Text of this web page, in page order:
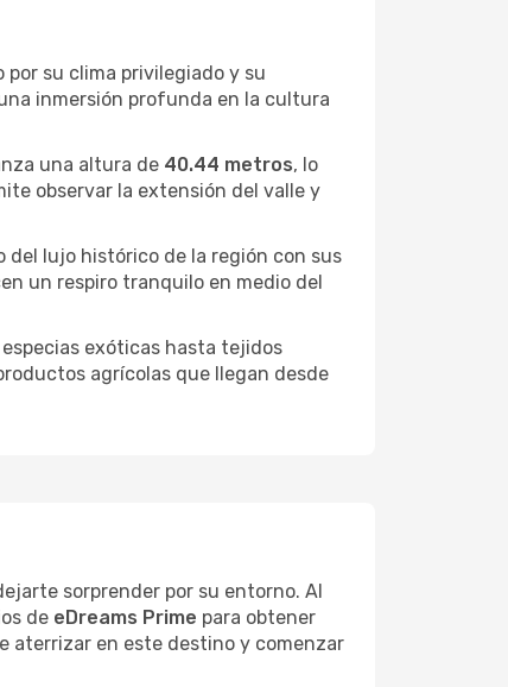
su clima privilegiado y su
inmersión profunda en la cultura
una altura de 40.44 metros, lo
observar la extensión del valle y
del lujo histórico de la región con sus
un respiro tranquilo en medio del
exóticas hasta tejidos
agrícolas que llegan desde
sorprender por su entorno. Al
de eDreams Prime para obtener
aterrizar en este destino y comenzar